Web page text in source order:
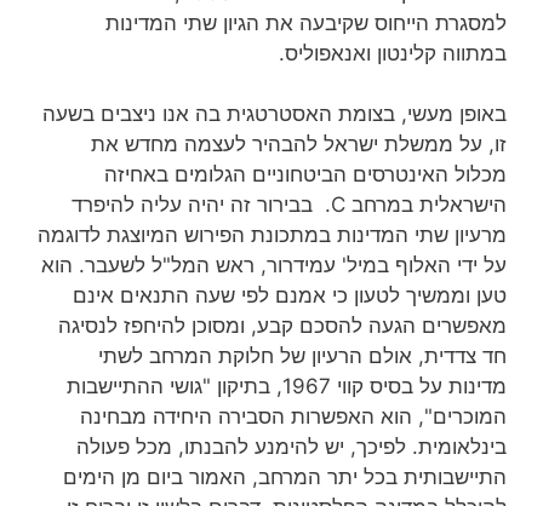
למסגרת הייחוס שקיבעה את הגיון שתי המדינות
במתווה קלינטון ואנאפוליס.
באופן מעשי, בצומת האסטרטגית בה אנו ניצבים בשעה
זו, על ממשלת ישראל להבהיר לעצמה מחדש את
מכלול האינטרסים הביטחוניים הגלומים באחיזה
הישראלית במרחב C. בבירור זה יהיה עליה להיפרד
מרעיון שתי המדינות במתכונת הפירוש המיוצגת לדוגמה
על ידי האלוף במיל' עמידרור, ראש המל"ל לשעבר. הוא
טען וממשיך לטעון כי אמנם לפי שעה התנאים אינם
מאפשרים הגעה להסכם קבע, ומסוכן להיחפז לנסיגה
חד צדדית, אולם הרעיון של חלוקת המרחב לשתי
מדינות על בסיס קווי 1967, בתיקון "גושי ההתיישבות
המוכרים", הוא האפשרות הסבירה היחידה מבחינה
בינלאומית. לפיכך, יש להימנע להבנתו, מכל פעולה
התיישבותית בכל יתר המרחב, האמור ביום מן הימים